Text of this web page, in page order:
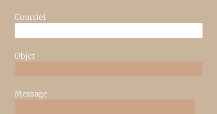
Courriel
Objet
Message